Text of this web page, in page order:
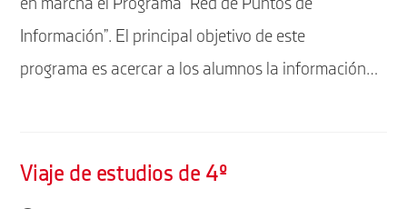
en marcha el Programa “Red de Puntos de
Información”. El principal objetivo de este
programa es acercar a los alumnos la información…
Viaje de estudios de 4º